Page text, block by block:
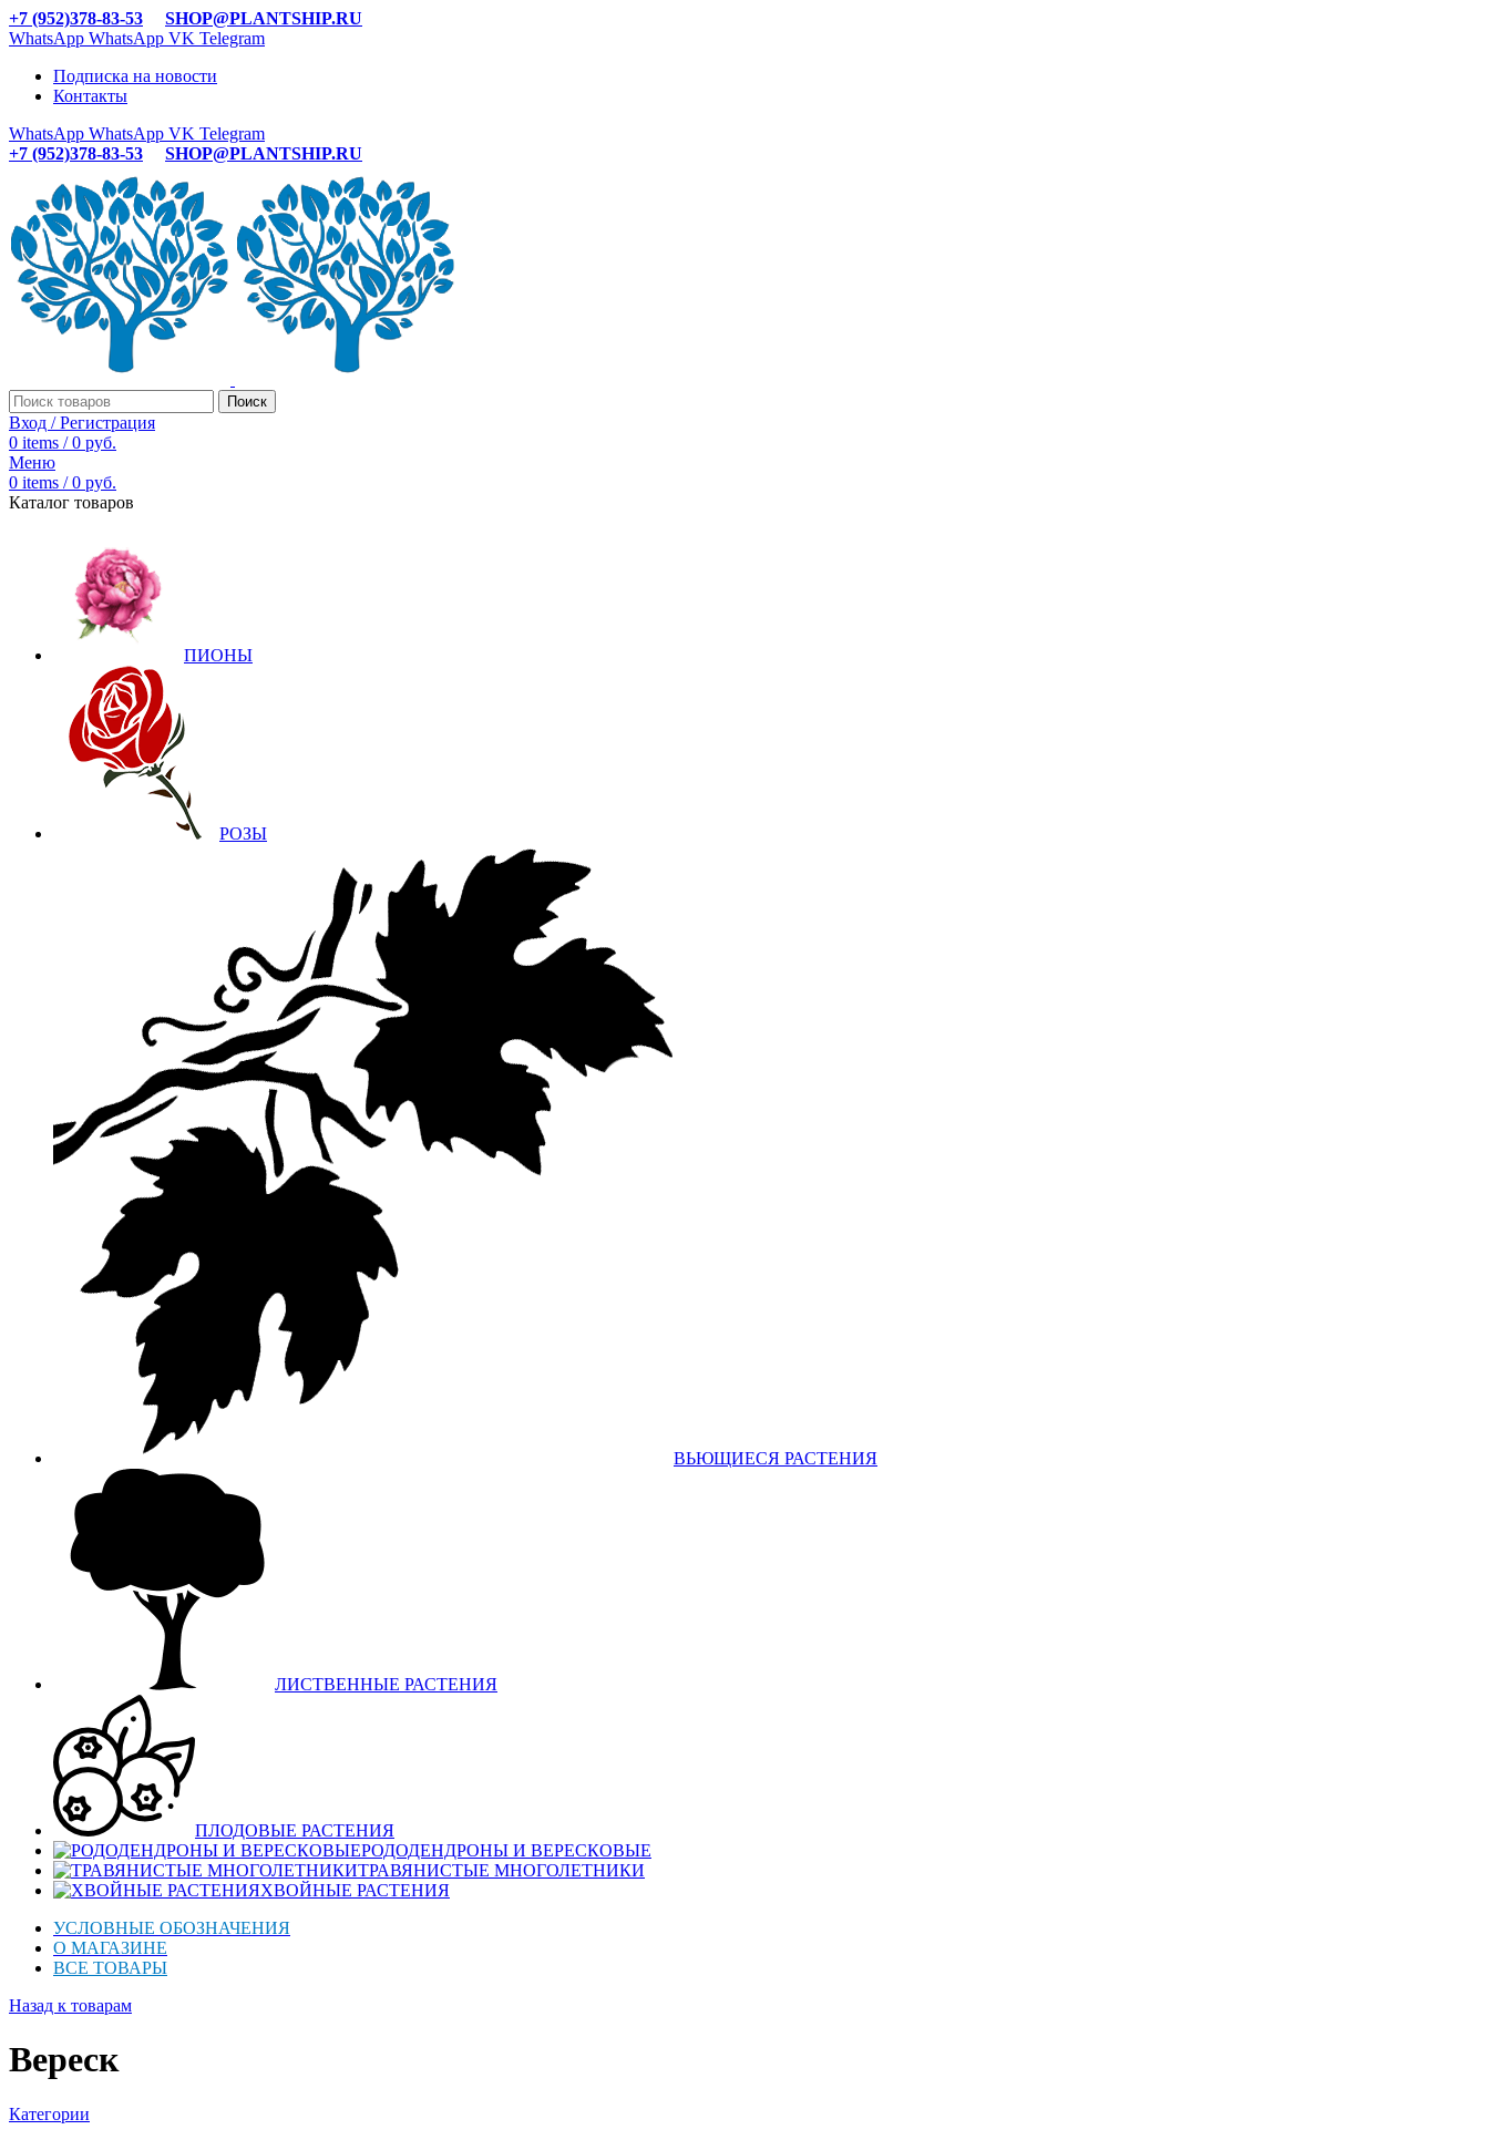
+7 (952)378-83-53
SHOP@PLANTSHIP.RU
WhatsApp WhatsApp VK Telegram
Подписка на новости
Контакты
WhatsApp WhatsApp VK Telegram
+7 (952)378-83-53
SHOP@PLANTSHIP.RU
Поиск
Вход / Регистрация
0 items / 0 руб.
Меню
0 items / 0 руб.
Каталог товаров
ПИОНЫ
РОЗЫ
ВЬЮЩИЕСЯ РАСТЕНИЯ
ЛИСТВЕННЫЕ РАСТЕНИЯ
ПЛОДОВЫЕ РАСТЕНИЯ
РОДОДЕНДРОНЫ И ВЕРЕСКОВЫЕ
ТРАВЯНИСТЫЕ МНОГОЛЕТНИКИ
ХВОЙНЫЕ РАСТЕНИЯ
УСЛОВНЫЕ ОБОЗНАЧЕНИЯ
О МАГАЗИНЕ
ВСЕ ТОВАРЫ
Назад к товарам
Вереск
Категории